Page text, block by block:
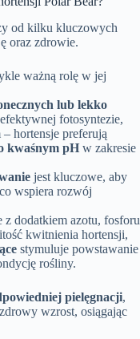
od kilku kluczowych
oraz zdrowie.
ważną rolę w jej
lub lekko
fotosyntezie,
hortensje preferują
kwaśnym pH w zakresie
jest kluczowe, aby
wspiera rozwój
z dodatkiem azotu, fosforu
kwitnienia hortensji,
stymuluje powstawanie
rośliny.
pielęgnacji,
wzrost, osiągając